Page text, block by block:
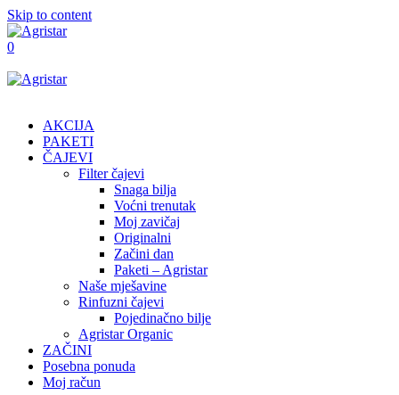
Skip to content
0
AKCIJA
PAKETI
ČAJEVI
Filter čajevi
Snaga bilja
Voćni trenutak
Moj zavičaj
Originalni
Začini dan
Paketi – Agristar
Naše mješavine
Rinfuzni čajevi
Pojedinačno bilje
Agristar Organic
ZAČINI
Posebna ponuda
Moj račun